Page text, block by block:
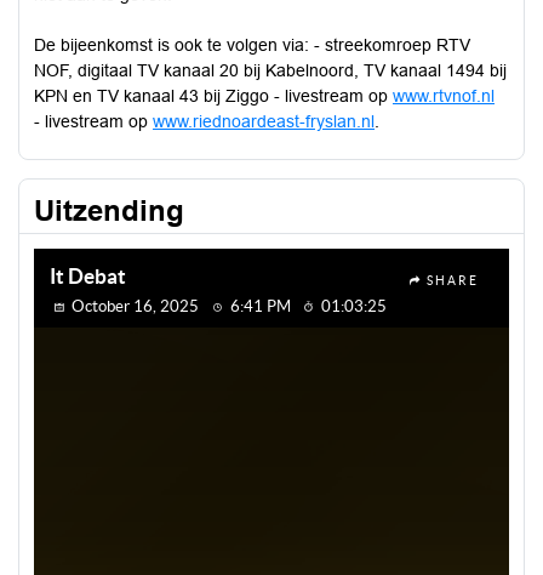
De bijeenkomst is ook te volgen via: - streekomroep RTV
NOF, digitaal TV kanaal 20 bij Kabelnoord, TV kanaal 1494 bij
KPN en TV kanaal 43 bij Ziggo - livestream op www.rtvnof.nl
- livestream op www.riednoardeast-fryslan.nl
Uitzending